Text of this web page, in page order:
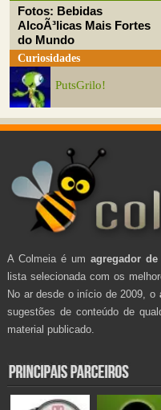
Fotos: Bebidas
AlcoÃ³licas Mais Fortes
do Mundo
Curiosidades
PutsGrilo!
A Colmeia é um agregador
lista selecionada com os
No ar desde o início de 2009, o
sugestões de conteúdo de
material publicado.